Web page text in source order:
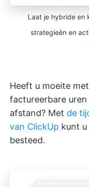
Laat je hybride en
strategieën en
Heeft u moeite
factureerbare
afstand? Met de
van ClickUp kunt
besteed.